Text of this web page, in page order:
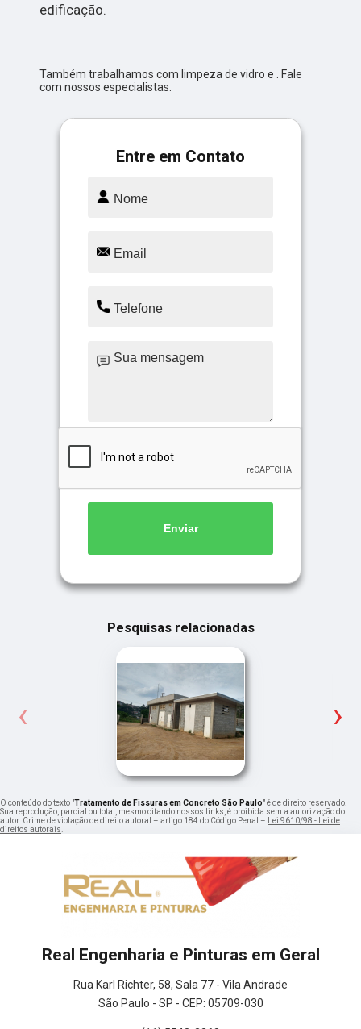
edificação.
Também trabalhamos com limpeza de vidro e . Fale
com nossos especialistas.
Entre em Contato
Enviar
Pesquisas relacionadas
‹ ›
O conteúdo do texto "Tratamento de Fissuras em Concreto São Paulo" é de direito reservado.
Sua reprodução, parcial ou total, mesmo citando nossos links, é proibida sem a autorização do
autor. Crime de violação de direito autoral – artigo 184 do Código Penal –
Lei 9610/98 - Lei de
direitos autorais
Real Engenharia e Pinturas em Geral
Rua Karl Richter, 58, Sala 77 - Vila Andrade
São Paulo - SP - CEP: 05709-030